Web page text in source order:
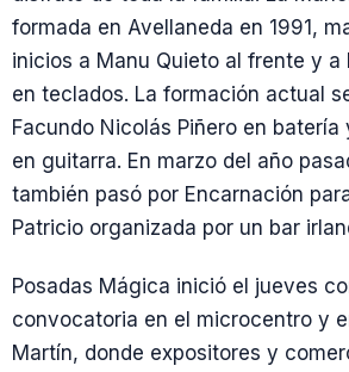
formada en Avellaneda en 1991,
inicios a Manu Quieto al frente y a
en teclados. La formación actual
Facundo Nicolás Piñero en
en guitarra. En marzo del año
también pasó por Encarnación
Patricio organizada por un bar
Posadas Mágica inició el jueves
convocatoria en el microcentro y
Martín, donde expositores y